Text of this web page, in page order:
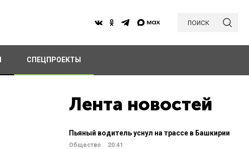
поиск
СПЕЦПРОЕКТЫ
Лента новостей
Пьяный водитель уснул на трассе в Башкирии
Общество 20:41